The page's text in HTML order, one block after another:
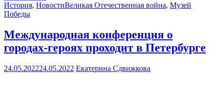
История, НовостиВеликая Отечественная война, Музей
Победы
Международная конференция о
городах-героях проходит в Петербурге
24.05.202224.05.2022 Екатерина Сдвижкова